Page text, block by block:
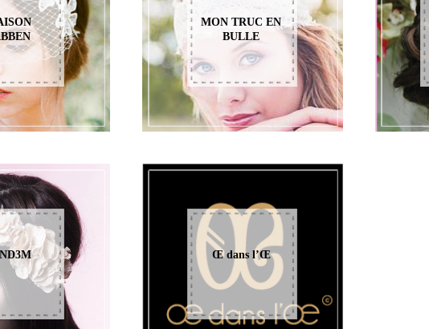
MON TRUC EN
BULLE
Œ dans l’Œ